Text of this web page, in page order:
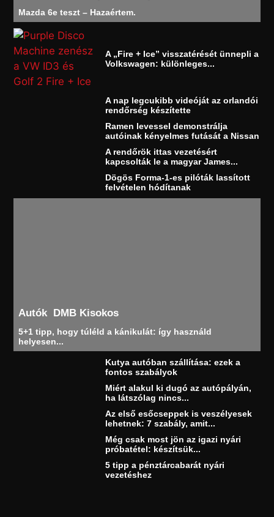
Mazda 6e teszt – Hazaértem.
A „Fire + Ice” visszatérését ünnepli a
Volkswagen: különleges...
A nap legcukibb videóját az orlandói
rendőrség készítette
Ramen levessel demonstrálja
autóinak kényelmes futását a Nissan
A rendőrök ittas vezetésért
kapcsolták le a magyar James...
Dögös Forma-1-es pilóták lassított
felvételen hódítanak
Autók DMB Kisokos
5+1 tipp, hogy túléld a kánikulát: így használd
helyesen...
Kutya autóban szállítása: ezek a
fontos szabályok
Miért alakul ki dugó az autópályán,
ha látszólag nincs...
Az első esőcseppek is veszélyesek
lehetnek: 7 szabály, amit...
Még csak most jön az igazi nyári
próbatétel: készítsük...
5 tipp a pénztárcabarát nyári
vezetéshez